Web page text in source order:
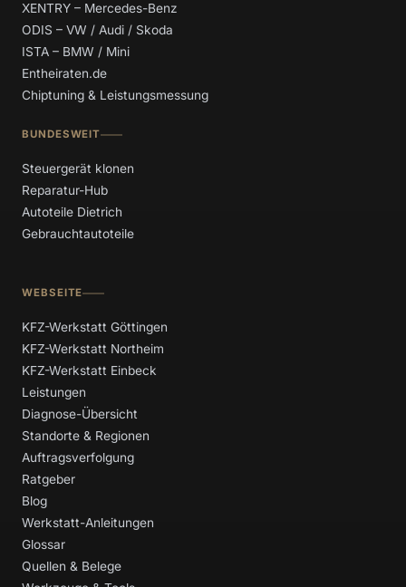
XENTRY – Mercedes-Benz
ODIS – VW / Audi / Skoda
ISTA – BMW / Mini
Entheiraten.de
Chiptuning & Leistungsmessung
BUNDESWEIT
Steuergerät klonen
Reparatur-Hub
Autoteile Dietrich
Gebrauchtautoteile
WEBSEITE
KFZ-Werkstatt Göttingen
KFZ-Werkstatt Northeim
KFZ-Werkstatt Einbeck
Leistungen
Diagnose-Übersicht
Standorte & Regionen
Auftragsverfolgung
Ratgeber
Blog
Werkstatt-Anleitungen
Glossar
Quellen & Belege